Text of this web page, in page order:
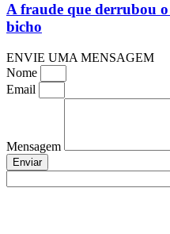
A fraude que derrubou
bicho
ENVIE UMA MENSAGEM
Nome
Email
Mensagem
Enviar